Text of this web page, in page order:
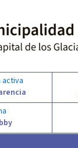
activa